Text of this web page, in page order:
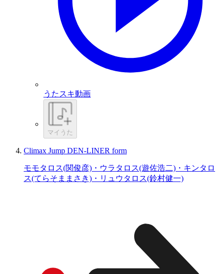
うたスキ動画
マイうた
Climax Jump DEN-LINER form
モモタロス(関俊彦)・ウラタロス(遊佐浩二)・キンタロ
ス(てらそままさき)・リュウタロス(鈴村健一)